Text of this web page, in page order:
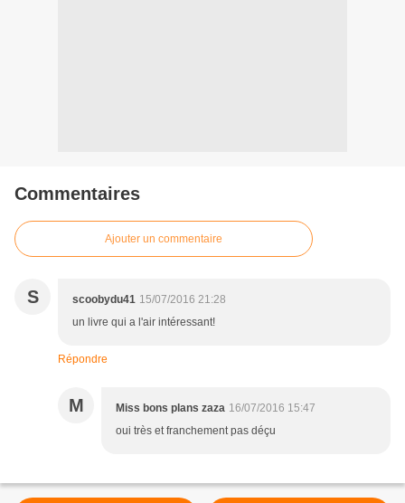
Commentaires
Ajouter un commentaire
S scoobydu41 15/07/2016 21:28
un livre qui a l'air intéressant!
Répondre
M Miss bons plans zaza 16/07/2016 15:47
oui très et franchement pas déçu